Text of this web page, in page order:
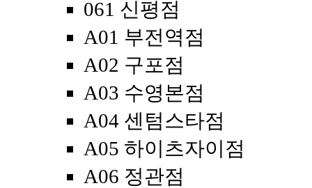
061 신평점
A01 부전역점
A02 구포점
A03 수영본점
A04 센텀스타점
A05 하이츠자이점
A06 정관점